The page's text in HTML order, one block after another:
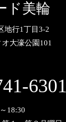
ド美輪
地行1丁目3-2
大濠公園101
6301
18:30